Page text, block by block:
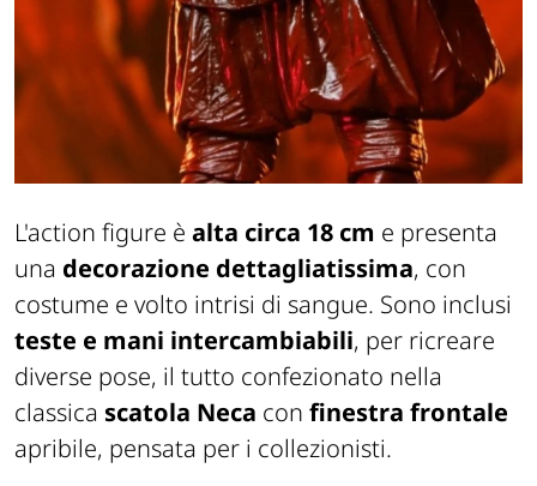
L'action figure è alta circa 18 cm e presenta
una decorazione dettagliatissima, con
costume e volto intrisi di sangue. Sono inclusi
teste e mani intercambiabili, per ricreare
diverse pose, il tutto confezionato nella
classica scatola Neca con finestra frontale
apribile, pensata per i collezionisti.